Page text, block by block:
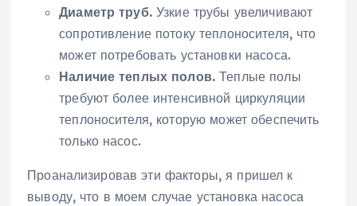
Диаметр труб.Узкие трубы увеличивают
сопротивление потоку теплоносителя, что
может потребовать установки насоса.
Наличие теплых полов. Теплые полы
требуют более интенсивной циркуляции
теплоносителя, которую может обеспечить
только насос.
Проанализировав эти факторы, я пришел к
выводу, что в моем случае установка насоса